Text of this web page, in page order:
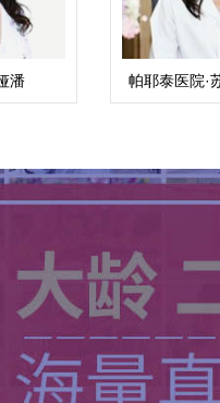
潘
）
帕耶泰医院·
蔡帕（